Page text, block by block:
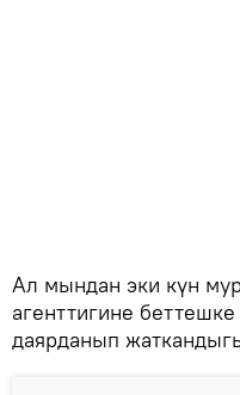
Ал мындан эки күн
агенттигине
даярданып